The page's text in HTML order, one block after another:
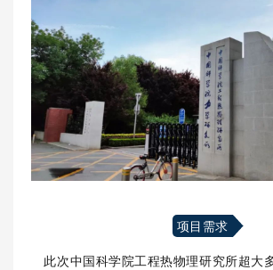
项目需求
此次中国科学院工程热物理研究所超大